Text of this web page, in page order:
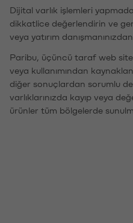
Dijital varlık işlemleri
dikkatlice değerlendirin ve
veya yatırım
Paribu, üçüncü taraf web
veya kullanımından
diğer sonuçlardan sorumlu
varlıklarınızda kayıp veya
ürünler tüm bölgelerde